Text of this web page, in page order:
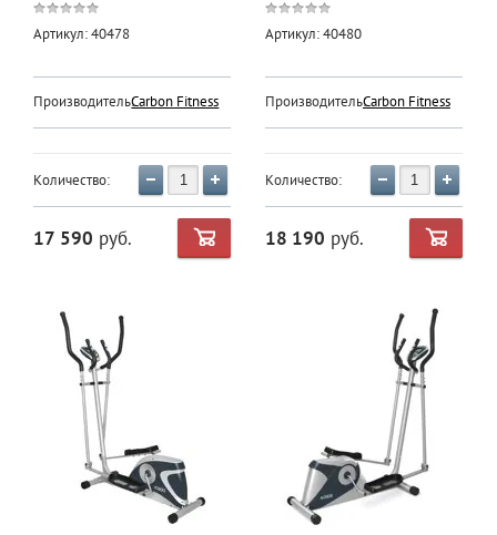
Артикул:40478
Производитель:Carbon Fitness
Количество:
17 590 руб.
Артикул:40480
Производитель:Carbon Fitness
Количество:
18 190 руб.